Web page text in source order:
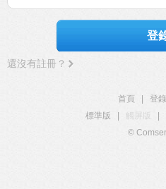
登
還沒有註冊？
首頁 登錄
標準版
觸屏版
©